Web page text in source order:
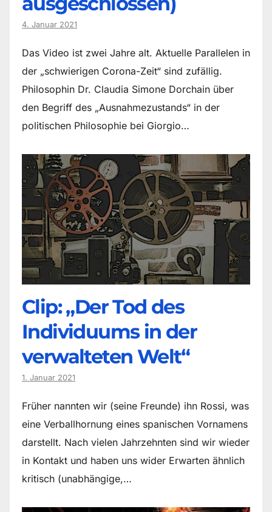
4. Januar 2021
Das Video ist zwei Jahre alt. Aktuelle Parallelen in
der „schwierigen Corona-Zeit“ sind zufällig.
Philosophin Dr. Claudia Simone Dorchain über
den Begriff des „Ausnahmezustands“ in der
politischen Philosophie bei Giorgio…
Clip: „Der Tod des
Individuums in der
verwalteten Welt“
1. Januar 2021
Früher nannten wir (seine Freunde) ihn Rossi, was
eine Verballhornung eines spanischen Vornamens
darstellt. Nach vielen Jahrzehnten sind wir wieder
in Kontakt und haben uns wider Erwarten ähnlich
kritisch (unabhängige,…